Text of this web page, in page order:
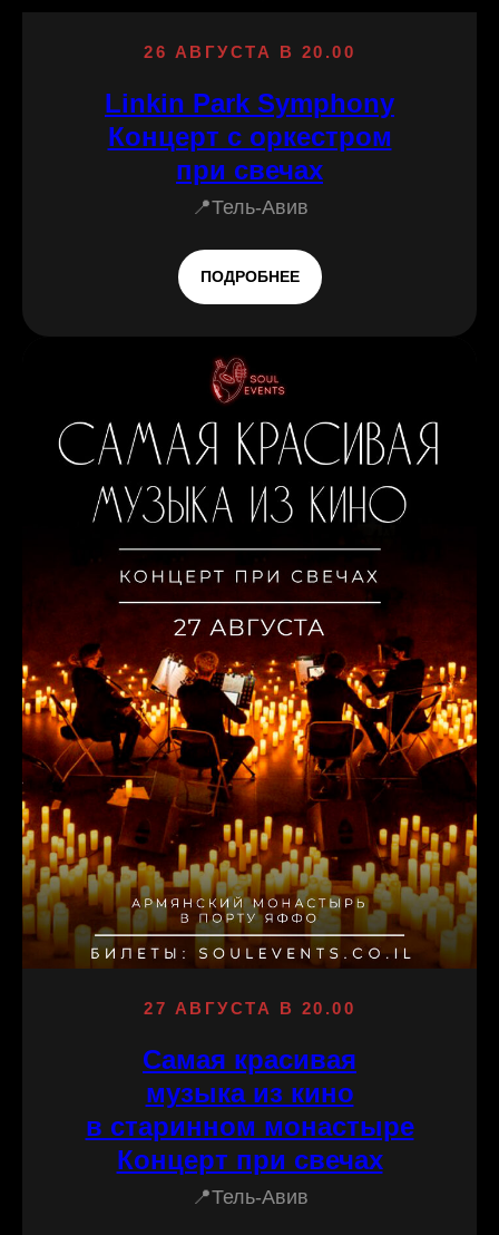
26 АВГУСТА В 20.00
Linkin Park Symphony
Концерт c оркестром
при свечах
📍Тель-Авив
ПОДРОБНЕЕ
27 АВГУСТА В 20.00
Самая красивая
музыка из кино
в старинном монастыре
Концерт при свечах
📍Тель-Авив